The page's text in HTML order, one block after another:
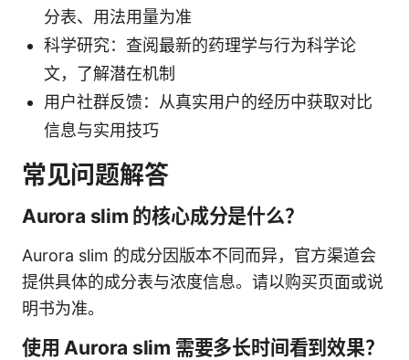
分表、用法用量为准
科学研究：查阅最新的药理学与行为科学论
文，了解潜在机制
用户社群反馈：从真实用户的经历中获取对比
信息与实用技巧
常见问题解答
Aurora slim 的核心成分是什么？
Aurora slim 的成分因版本不同而异，官方渠道会
提供具体的成分表与浓度信息。请以购买页面或说
明书为准。
使用 Aurora slim 需要多长时间看到效果？